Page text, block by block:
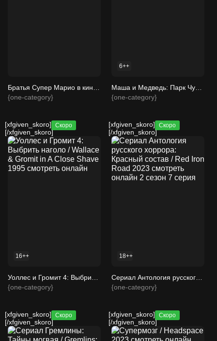
{one-category}
6++
{one-category}
[xfgiven_skoro] Скоро
[/xfgiven_skoro]
16++
{one-category}
[xfgiven_skoro] Скоро
[/xfgiven_skoro]
18++
{one-category}
[xfgiven_skoro] Скоро
[/xfgiven_skoro]
[xfgiven_skoro] Скоро
[/xfgiven_skoro]